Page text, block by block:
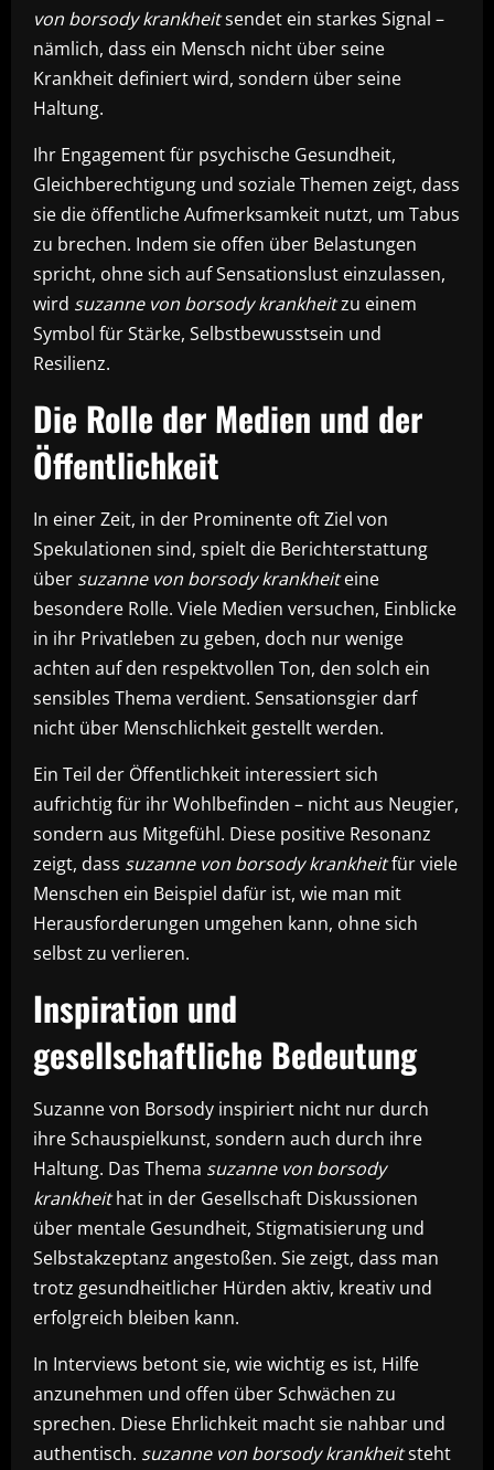
von borsody krankheitsendet ein starkes Signal –
nämlich, dass ein Mensch nicht über seine
Krankheit definiert wird, sondern über seine
Haltung.
Ihr Engagement für psychische Gesundheit,
Gleichberechtigung und soziale Themen zeigt, dass
sie die öffentliche Aufmerksamkeit nutzt, um Tabus
zu brechen. Indem sie offen über Belastungen
spricht, ohne sich auf Sensationslust einzulassen,
wird suzanne von borsody krankheitzu einem
Symbol für Stärke, Selbstbewusstsein und
Resilienz.
Die Rolle der Medien und der
Öffentlichkeit
In einer Zeit, in der Prominente oft Ziel von
Spekulationen sind, spielt die Berichterstattung
über suzanne von borsody krankheiteine
besondere Rolle. Viele Medien versuchen, Einblicke
in ihr Privatleben zu geben, doch nur wenige
achten auf den respektvollen Ton, den solch ein
sensibles Thema verdient. Sensationsgier darf
nicht über Menschlichkeit gestellt werden.
Ein Teil der Öffentlichkeit interessiert sich
aufrichtig für ihr Wohlbefinden – nicht aus Neugier,
sondern aus Mitgefühl. Diese positive Resonanz
zeigt, dass suzanne von borsody krankheitfür viele
Menschen ein Beispiel dafür ist, wie man mit
Herausforderungen umgehen kann, ohne sich
selbst zu verlieren.
Inspiration und
gesellschaftliche Bedeutung
Suzanne von Borsody inspiriert nicht nur durch
ihre Schauspielkunst, sondern auch durch ihre
Haltung. Das Thema suzanne von borsody
krankheithat in der Gesellschaft Diskussionen
über mentale Gesundheit, Stigmatisierung und
Selbstakzeptanz angestoßen. Sie zeigt, dass man
trotz gesundheitlicher Hürden aktiv, kreativ und
erfolgreich bleiben kann.
In Interviews betont sie, wie wichtig es ist, Hilfe
anzunehmen und offen über Schwächen zu
sprechen. Diese Ehrlichkeit macht sie nahbar und
authentisch. suzanne von borsody krankheitsteht